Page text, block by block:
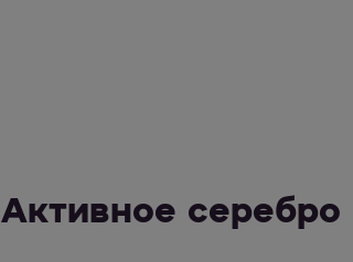
Активное серебро